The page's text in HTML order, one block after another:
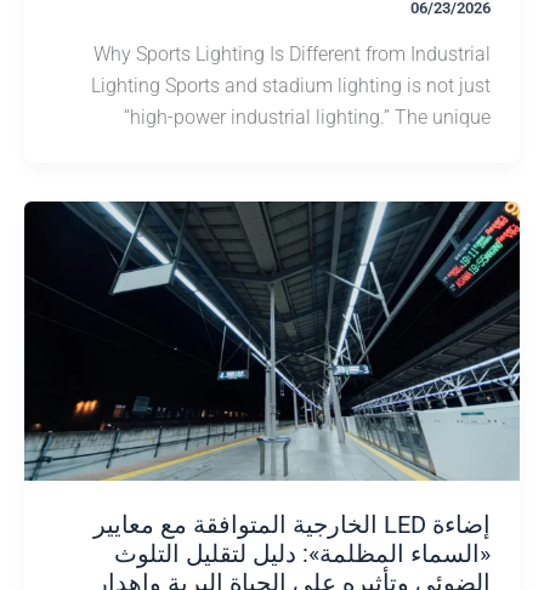
Why Sports Lighting Is Different from
Lighting Sports and stadium lighting is not
“high-power industrial lighting.” The
إضاءة LED الخارجية المتوافقة مع معايير
المظلمة»: دليل لتقليل التلوث
وتأثيره على الحياة البرية وإهدار